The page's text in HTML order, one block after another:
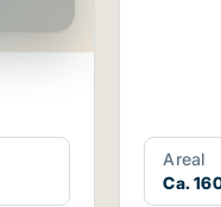
Areal
Ca.